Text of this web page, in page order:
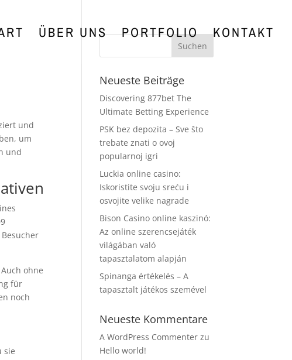
ÜBER UNS PORTFOLIO KONTAKT
und
um
und
ohne
für
noch
sie
Neueste Beiträge
Discovering 877bet The
Ultimate Betting Experience
PSK bez depozita – Sve što
trebate znati o ovoj
popularnoj igri
Luckia online casino:
Iskoristite svoju sreću i
osvojite velike nagrade
Bison Casino online kaszinó:
Az online szerencsejáték
világában való
tapasztalatom alapján
Spinanga értékelés – A
tapasztalt játékos szemével
Neueste Kommentare
A WordPress Commenter zu
Hello world!